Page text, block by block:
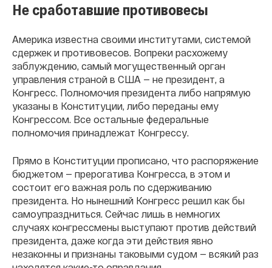
Не сработавшие противовесы
Америка известна своими институтами, системой
сдержек и противовесов. Вопреки расхожему
заблуждению, самый могущественный орган
управления страной в США — не президент, а
Конгресс. Полномочия президента либо напрямую
указаны в Конституции, либо переданы ему
Конгрессом. Все остальные федеральные
полномочия принадлежат Конгрессу.
Прямо в Конституции прописано, что распоряжение
бюджетом — прерогатива Конгресса, в этом и
состоит его важная роль по сдерживанию
президента. Но нынешний Конгресс решил как бы
самоупраздниться. Сейчас лишь в немногих
случаях конгрессмены выступают против действий
президента, даже когда эти действия явно
незаконны и признаны таковыми судом — всякий раз